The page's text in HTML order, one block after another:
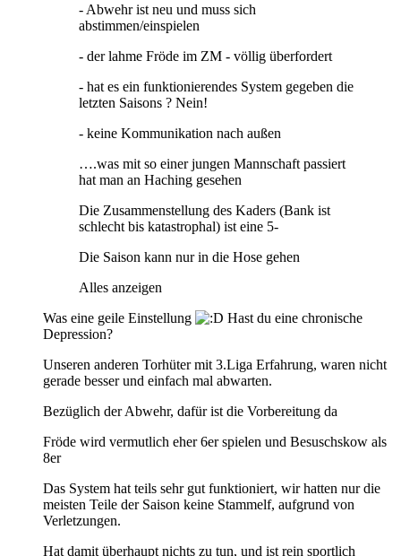
- Abwehr ist neu und muss sich
abstimmen/einspielen
- der lahme Fröde im ZM - völlig überfordert
- hat es ein funktionierendes System gegeben die
letzten Saisons ? Nein!
- keine Kommunikation nach außen
….was mit so einer jungen Mannschaft passiert
hat man an Haching gesehen
Die Zusammenstellung des Kaders (Bank ist
schlecht bis katastrophal) ist eine 5-
Die Saison kann nur in die Hose gehen
Alles anzeigen
Was eine geile Einstellung
Hast du eine chronische
Depression?
Unseren anderen Torhüter mit 3.Liga Erfahrung, waren nicht
gerade besser und einfach mal abwarten.
Bezüglich der Abwehr, dafür ist die Vorbereitung da
Fröde wird vermutlich eher 6er spielen und Besuschskow als
8er
Das System hat teils sehr gut funktioniert, wir hatten nur die
meisten Teile der Saison keine Stammelf, aufgrund von
Verletzungen.
Hat damit überhaupt nichts zu tun, und ist rein sportlich